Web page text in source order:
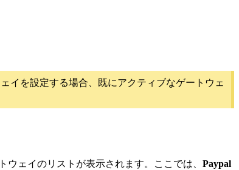
イを設定する場合、既にアクティブなゲートウェ
ウェイのリストが表示されます。ここでは、 Paypal